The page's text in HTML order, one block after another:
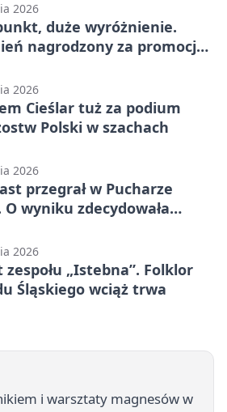
2026
duże wyróżnienie.
nagrodzony za promocję
2026
Cieślar tuż za podium
Polski w szachach
2026
przegrał w Pucharze
O wyniku zdecydowała
2026
zespołu „Istebna”. Folklor
Śląskiego wciąż trwa
i warsztaty magnesów w